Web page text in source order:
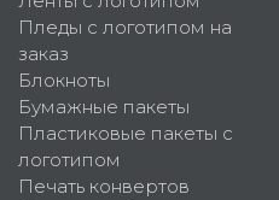
Пледы с логотипом на
заказ
Блокноты
Бумажные пакеты
Пластиковые пакеты с
логотипом
Печать конвертов